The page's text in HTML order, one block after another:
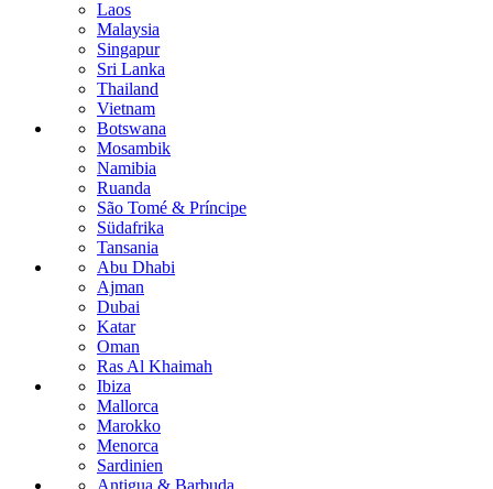
Laos
Malaysia
Singapur
Sri Lanka
Thailand
Vietnam
Botswana
Mosambik
Namibia
Ruanda
São Tomé & Príncipe
Südafrika
Tansania
Abu Dhabi
Ajman
Dubai
Katar
Oman
Ras Al Khaimah
Ibiza
Mallorca
Marokko
Menorca
Sardinien
Antigua & Barbuda